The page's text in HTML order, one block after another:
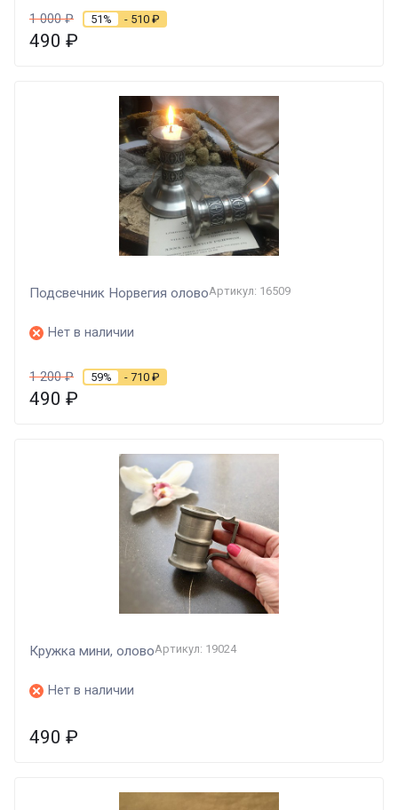
1 000₽ 51% - 510 ₽
490 ₽
Подсвечник Норвегия оловоАртикул: 16509
Нет в наличии
1 200₽ 59% - 710 ₽
490 ₽
Кружка мини, оловоАртикул: 19024
Нет в наличии
490 ₽